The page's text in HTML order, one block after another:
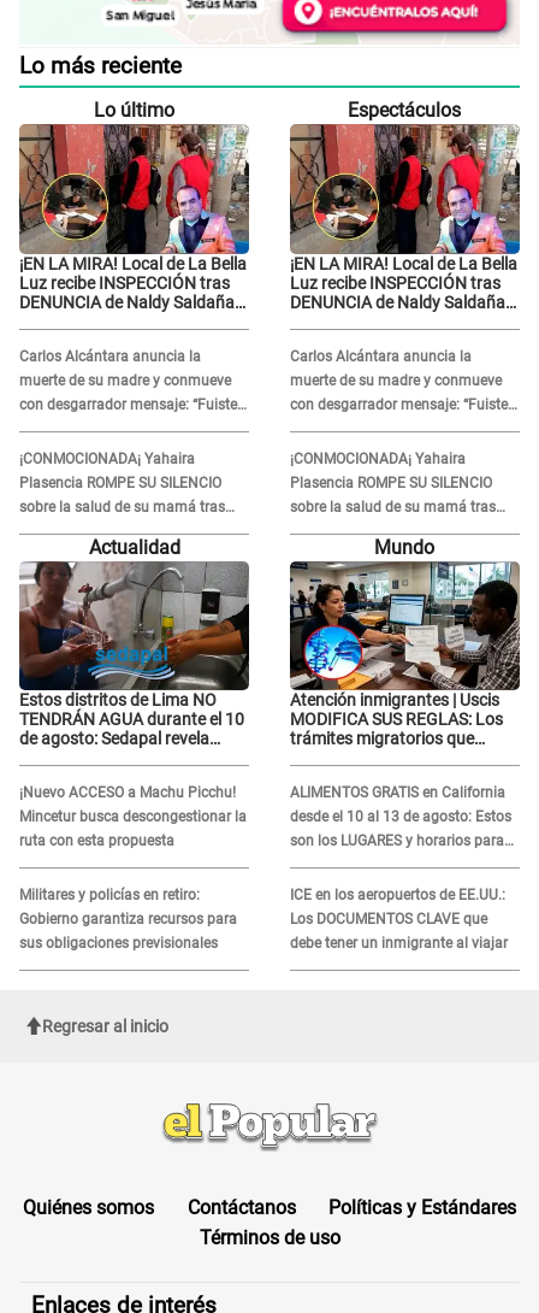
Lo más reciente
Lo último
¡EN LA MIRA! Local de La Bella
Luz recibe INSPECCIÓN tras
DENUNCIA de Naldy Saldaña
Carlos Alcántara anuncia la
muerte de su madre y conmueve
con desgarrador mensaje: “Fuiste
una gran mujer”
¡CONMOCIONADA¡ Yahaira
Plasencia ROMPE SU SILENCIO
sobre la salud de su mamá tras
APARECER en centro oncológico:
“La oración tiene poder”
Espectáculos
¡EN LA MIRA! Local de La Bella
Luz recibe INSPECCIÓN tras
DENUNCIA de Naldy Saldaña
Carlos Alcántara anuncia la
muerte de su madre y conmueve
con desgarrador mensaje: “Fuiste
una gran mujer”
¡CONMOCIONADA¡ Yahaira
Plasencia ROMPE SU SILENCIO
sobre la salud de su mamá tras
APARECER en centro oncológico:
“La oración tiene poder”
Actualidad
Estos distritos de Lima NO
TENDRÁN AGUA durante el 10
de agosto: Sedapal revela
¡Nuevo ACCESO a Machu Picchu!
Mincetur busca descongestionar la
ruta con esta propuesta
Militares y policías en retiro:
Gobierno garantiza recursos para
sus obligaciones previsionales
Mundo
Atención inmigrantes | Uscis
MODIFICA SUS REGLAS: Los
trámites migratorios que
ALIMENTOS GRATIS en California
desde el 10 al 13 de agosto: Estos
son los LUGARES y horarios para
recibir la ayuda
ICE en los aeropuertos de EE.UU.:
Los DOCUMENTOS CLAVE que
debe tener un inmigrante al viajar
Regresar al inicio
Quiénes somos Contáctanos
Políticas y Estándares
Términos de uso
Enlaces de interés